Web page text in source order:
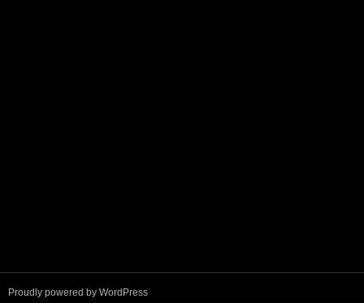
Proudly powered by WordPress